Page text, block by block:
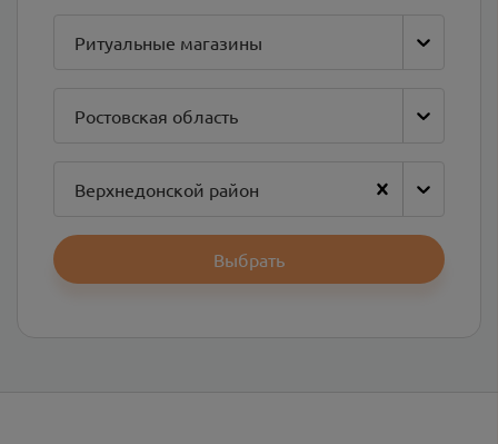
Ритуальные магазины
Ростовская область
Верхнедонской район
Выбрать